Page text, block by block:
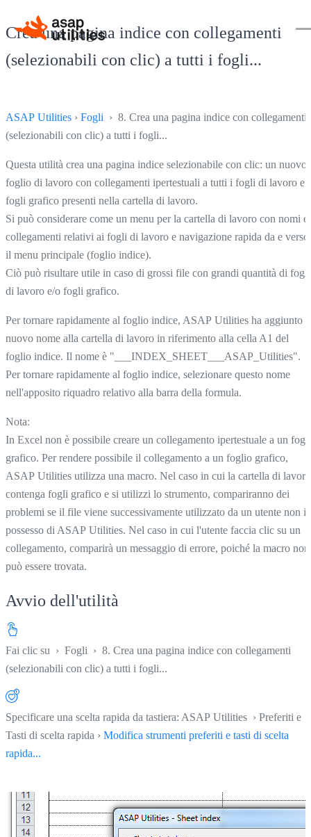
Crea una pagina indice con collegamenti
(selezionabili con clic) a tutti i fogli...
ASAP Utilities › Fogli › 8. Crea una pagina indice con collegamenti
(selezionabili con clic) a tutti i fogli...
Questa utilità crea una pagina indice selezionabile con clic: un nuovo
foglio di lavoro con collegamenti ipertestuali a tutti i fogli di lavoro e
fogli grafico presenti nella cartella di lavoro.
Si può considerare come un menu per la cartella di lavoro con nomi e
collegamenti relativi ai fogli di lavoro e navigazione rapida da e verso
il menu principale (foglio indice).
Ciò può risultare utile in caso di grossi file con grandi quantità di fogli
di lavoro e/o fogli grafico.
Per tornare rapidamente al foglio indice, ASAP Utilities ha aggiunto
nuovo nome alla cartella di lavoro in riferimento alla cella A1 del
foglio indice. Il nome è "___INDEX_SHEET___ASAP_Utilities".
Per tornare rapidamente al foglio indice, selezionare questo nome
nell'apposito riquadro relativo alla barra della formula.
Nota:
In Excel non è possibile creare un collegamento ipertestuale a un
grafico. Per rendere possibile il collegamento a un foglio grafico,
ASAP Utilities utilizza una macro. Nel caso in cui la cartella di lavoro
contenga fogli grafico e si utilizzi lo strumento, compariranno dei
problemi se il file viene successivamente utilizzato da un utente non in
possesso di ASAP Utilities. Nel caso in cui l'utente faccia clic su un
collegamento, comparirà un messaggio di errore, poiché la macro non
può essere trovata.
Avvio dell'utilità
Fai clic su › Fogli › 8. Crea una pagina indice con collegamenti
(selezionabili con clic) a tutti i fogli...
Specificare una scelta rapida da tastiera: ASAP Utilities › Preferiti e
Tasti di scelta rapida › Modifica strumenti preferiti e tasti di scelta
rapida...